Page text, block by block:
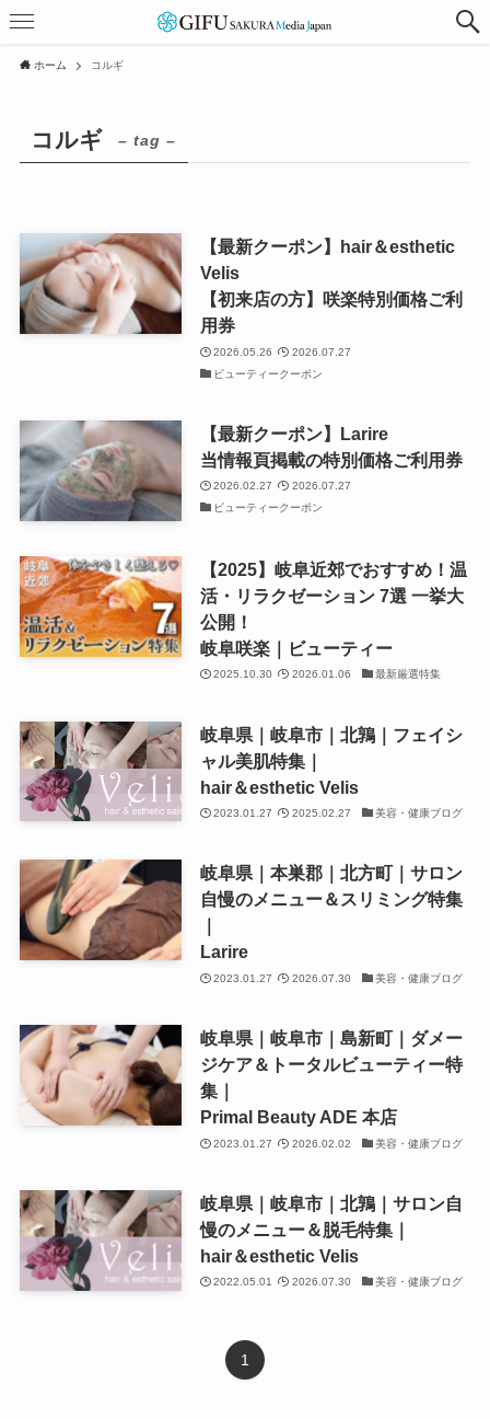
ホーム コルギ
コルギ – tag –
【最新クーポン】hair＆esthetic
Velis
【初来店の方】咲楽特別価格ご利
用券
2026.05.26
2026.07.27
ビューティークーポン
【最新クーポン】Larire
当情報頁掲載の特別価格ご利用券
2026.02.27
2026.07.27
ビューティークーポン
【2025】岐阜近郊でおすすめ！温
活・リラクゼーション 7選 一挙大
公開！
岐阜咲楽｜ビューティー
2025.10.30 2026.01.06 最新厳選特集
岐阜県｜岐阜市｜北鶉｜フェイシ
ャル美肌特集｜
hair＆esthetic Velis
2023.01.27 2025.02.27 美容・健康ブログ
岐阜県｜本巣郡｜北方町｜サロン
自慢のメニュー＆スリミング特集
Larire
2023.01.27 2026.07.30 美容・健康ブログ
岐阜県｜岐阜市｜島新町｜ダメー
ジケア＆トータルビューティー特
集｜
Primal Beauty ADE 本店
2023.01.27 2026.02.02 美容・健康ブログ
岐阜県｜岐阜市｜北鶉｜サロン自
慢のメニュー＆脱毛特集｜
hair＆esthetic Velis
2022.05.01 2026.07.30 美容・健康ブログ
1